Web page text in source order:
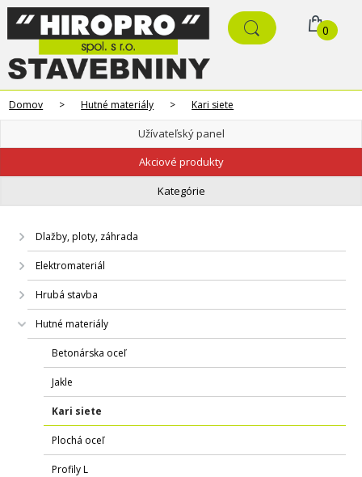
0
Domov > Hutné materiály > Kari siete
Užívateľský panel
Akciové produkty
Kategórie
Dlažby, ploty, záhrada
Elektromateriál
Hrubá stavba
Hutné materiály
Betonárska oceľ
Jakle
Kari siete
Plochá oceľ
Profily L